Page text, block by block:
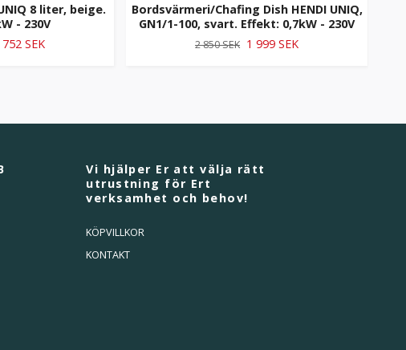
8 liter, beige.
- 230V
752 SEK
Bordsvärmeri/Chafing Dish HENDI UNIQ,
GN1/1-100, svart. Effekt: 0,7kW - 230V
2 850 SEK 1 999 SEK
Vi hjälper Er att välja rätt
utrustning för Ert
verksamhet och behov!
KÖPVILLKOR
KONTAKT